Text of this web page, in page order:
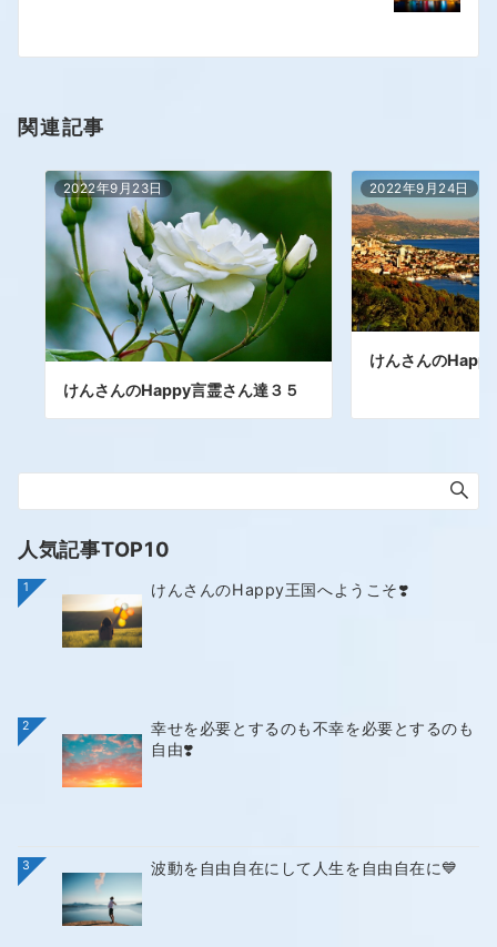
関連記事
2022年9月23日
けんさんのHappy言霊さん達３５
2022年9月24日
けんさんの
人気記事TOP10
1 けんさんのHappy王国へようこそ❣️
2
幸せを必要とするのも不幸を必要とするのも
自由❣️
3 波動を自由自在にして人生を自由自在に💙